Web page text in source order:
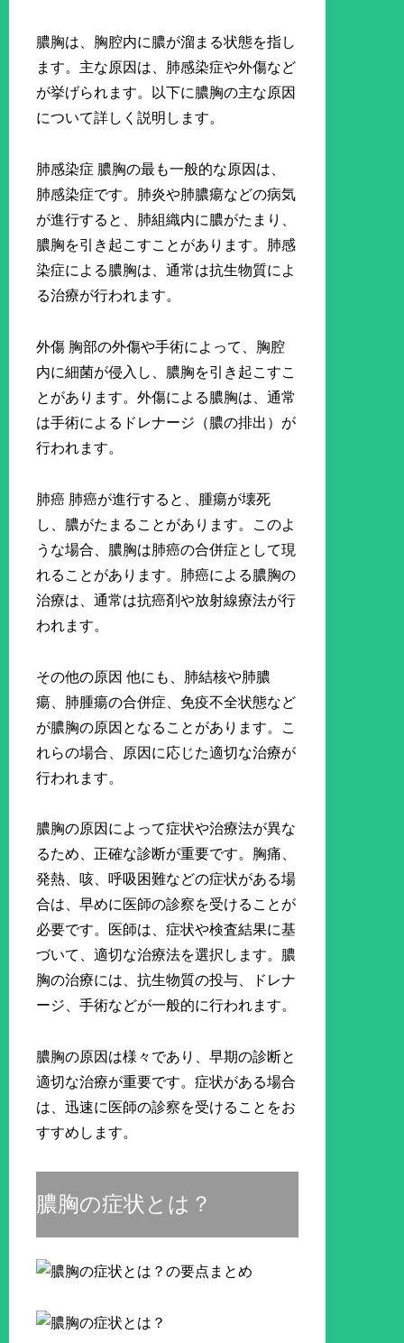
膿胸は、胸腔内に膿が溜まる状態を指し
ます。主な原因は、肺感染症や外傷など
が挙げられます。以下に膿胸の主な原因
について詳しく説明します。
肺感染症 膿胸の最も一般的な原因は、
肺感染症です。肺炎や肺膿瘍などの病気
が進行すると、肺組織内に膿がたまり、
膿胸を引き起こすことがあります。肺感
染症による膿胸は、通常は抗生物質によ
る治療が行われます。
外傷 胸部の外傷や手術によって、胸腔
内に細菌が侵入し、膿胸を引き起こすこ
とがあります。外傷による膿胸は、通常
は手術によるドレナージ（膿の排出）が
行われます。
肺癌 肺癌が進行すると、腫瘍が壊死
し、膿がたまることがあります。このよ
うな場合、膿胸は肺癌の合併症として現
れることがあります。肺癌による膿胸の
治療は、通常は抗癌剤や放射線療法が行
われます。
その他の原因 他にも、肺結核や肺膿
瘍、肺腫瘍の合併症、免疫不全状態など
が膿胸の原因となることがあります。こ
れらの場合、原因に応じた適切な治療が
行われます。
膿胸の原因によって症状や治療法が異な
るため、正確な診断が重要です。胸痛、
発熱、咳、呼吸困難などの症状がある場
合は、早めに医師の診察を受けることが
必要です。医師は、症状や検査結果に基
づいて、適切な治療法を選択します。膿
胸の治療には、抗生物質の投与、ドレナ
ージ、手術などが一般的に行われます。
膿胸の原因は様々であり、早期の診断と
適切な治療が重要です。症状がある場合
は、迅速に医師の診察を受けることをお
すすめします。
膿胸の症状とは？